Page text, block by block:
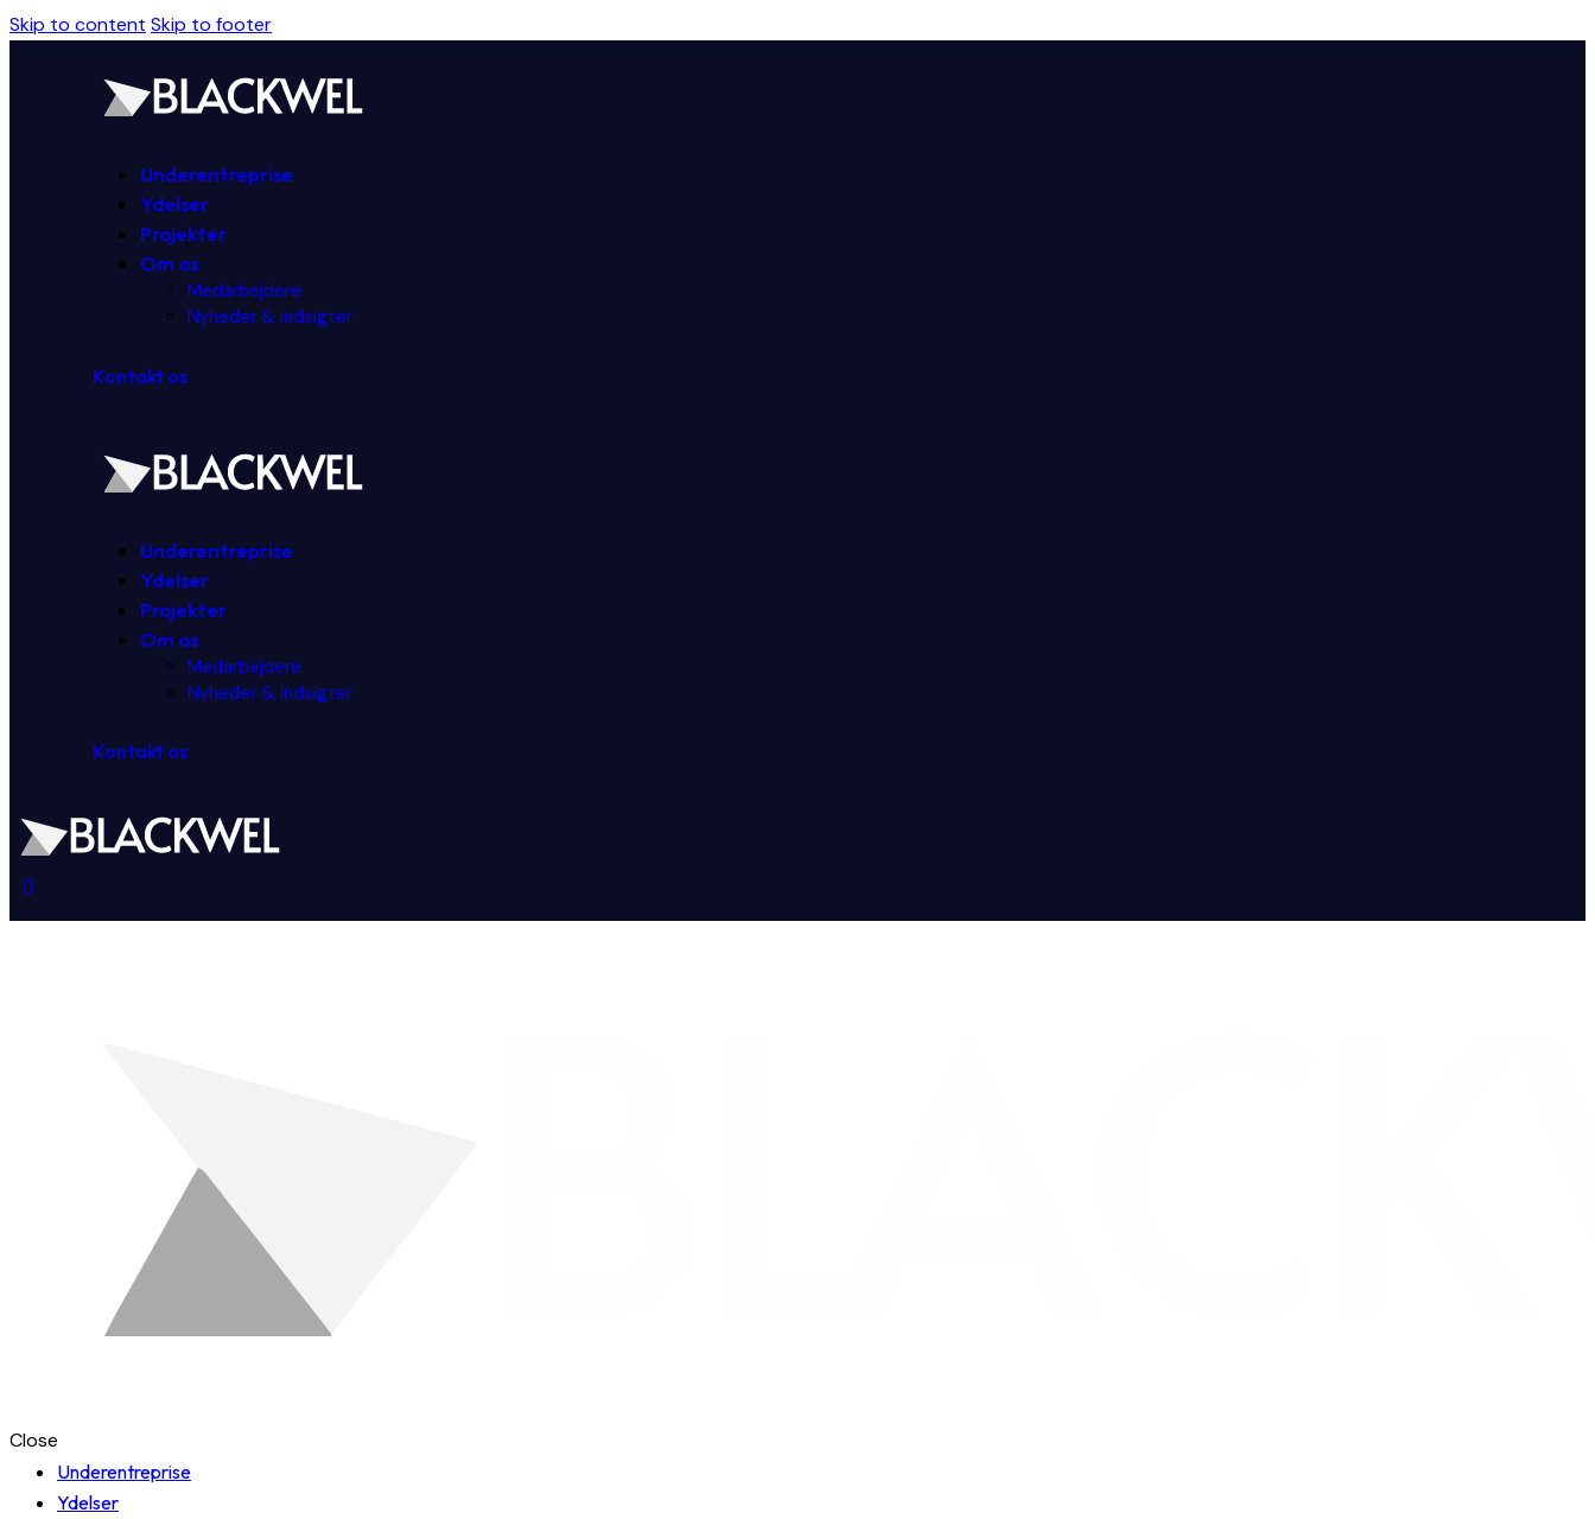
Skip to content Skip to footer
Underentreprise
Ydelser
Projekter
Om os
Medarbejdere
Nyheder & indsigter
Kontakt os
Underentreprise
Ydelser
Projekter
Om os
Medarbejdere
Nyheder & indsigter
Kontakt os
Close
Underentreprise
Ydelser